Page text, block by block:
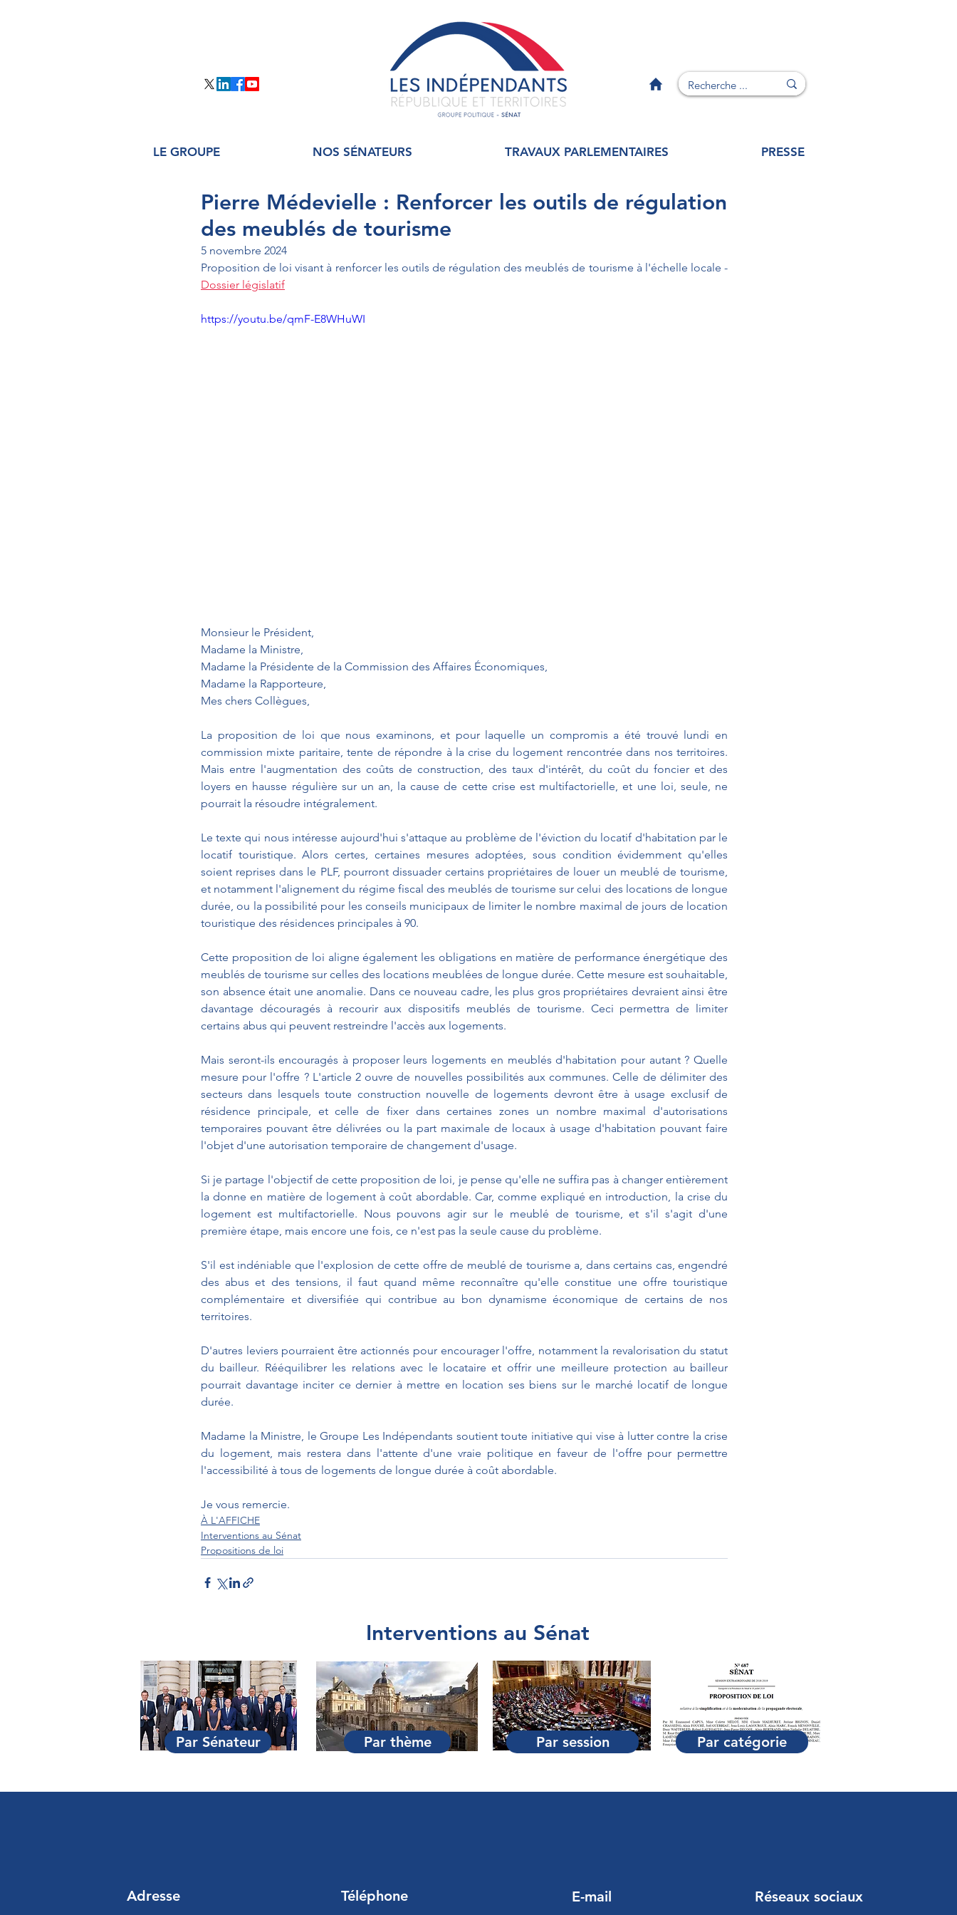
LE GROUPE NOS SÉNATEURS TRAVAUX PARLEMENTAIRES PRESSE
Pierre Médevielle : Renforcer les outils de régulation
des meublés de tourisme
5 novembre 2024
Dossier législatif
https://youtu.be/qmF-E8WHuWI
Monsieur le Président,
Madame la Ministre,
Madame la Présidente de la Commission des Affaires Économiques,
Madame la Rapporteure,
Mes chers Collègues,
La proposition de loi que nous examinons, et pour laquelle un compromis a été trouvé lundi en
commission mixte paritaire, tente de répondre à la crise du logement rencontrée dans nos territoires.
Mais entre l'augmentation des coûts de construction, des taux d'intérêt, du coût du foncier et des
loyers en hausse régulière sur un an, la cause de cette crise est multifactorielle, et une loi, seule, ne
pourrait la résoudre intégralement.
Le texte qui nous intéresse aujourd'hui s'attaque au problème de l'éviction du locatif d'habitation par le
locatif touristique. Alors certes, certaines mesures adoptées, sous condition évidemment qu'elles
soient reprises dans le PLF, pourront dissuader certains propriétaires de louer un meublé de tourisme,
et notamment l'alignement du régime fiscal des meublés de tourisme sur celui des locations de longue
durée, ou la possibilité pour les conseils municipaux de limiter le nombre maximal de jours de location
touristique des résidences principales à 90.
Cette proposition de loi aligne également les obligations en matière de performance énergétique des
meublés de tourisme sur celles des locations meublées de longue durée. Cette mesure est souhaitable,
son absence était une anomalie. Dans ce nouveau cadre, les plus gros propriétaires devraient ainsi être
davantage découragés à recourir aux dispositifs meublés de tourisme. Ceci permettra de limiter
certains abus qui peuvent restreindre l'accès aux logements.
Mais seront-ils encouragés à proposer leurs logements en meublés d'habitation pour autant ? Quelle
mesure pour l'offre ? L'article 2 ouvre de nouvelles possibilités aux communes. Celle de délimiter des
secteurs dans lesquels toute construction nouvelle de logements devront être à usage exclusif de
résidence principale, et celle de fixer dans certaines zones un nombre maximal d'autorisations
temporaires pouvant être délivrées ou la part maximale de locaux à usage d'habitation pouvant faire
l'objet d'une autorisation temporaire de changement d'usage.
Si je partage l'objectif de cette proposition de loi, je pense qu'elle ne suffira pas à changer entièrement
la donne en matière de logement à coût abordable. Car, comme expliqué en introduction, la crise du
logement est multifactorielle. Nous pouvons agir sur le meublé de tourisme, et s'il s'agit d'une
première étape, mais encore une fois, ce n'est pas la seule cause du problème.
S'il est indéniable que l'explosion de cette offre de meublé de tourisme a, dans certains cas, engendré
des abus et des tensions, il faut quand même reconnaître qu'elle constitue une offre touristique
complémentaire et diversifiée qui contribue au bon dynamisme économique de certains de nos
territoires.
D'autres leviers pourraient être actionnés pour encourager l'offre, notamment la revalorisation du statut
du bailleur. Rééquilibrer les relations avec le locataire et offrir une meilleure protection au bailleur
pourrait davantage inciter ce dernier à mettre en location ses biens sur le marché locatif de longue
durée.
Madame la Ministre, le Groupe Les Indépendants soutient toute initiative qui vise à lutter contre la crise
du logement, mais restera dans l'attente d'une vraie politique en faveur de l'offre pour permettre
l'accessibilité à tous de logements de longue durée à coût abordable.
Je vous remercie.
À L'AFFICHE
Interventions au Sénat
Propositions de loi
Interventions au Sénat
Par Sénateur Par thème Par session Par catégorie
Adresse Téléphone E-mail Réseaux sociaux